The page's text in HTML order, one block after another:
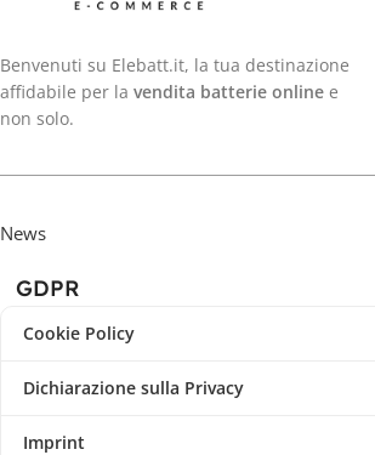
Benvenuti su Elebatt.it, la tua destinazione
affidabile per la vendita batterie online e
non solo.
News
GDPR
Cookie Policy
Dichiarazione sulla Privacy
Imprint